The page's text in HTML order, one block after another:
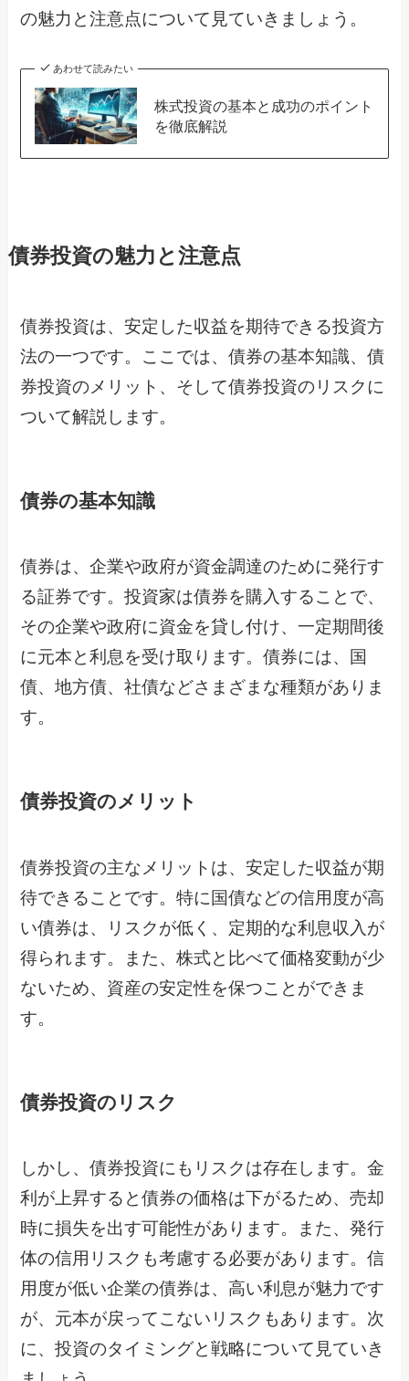
の魅力と注意点について見ていきましょう。
あわせて読みたい
株式投資の基本と成功のポイント
を徹底解説
債券投資の魅力と注意点
債券投資は、安定した収益を期待できる投資方
法の一つです。ここでは、債券の基本知識、債
券投資のメリット、そして債券投資のリスクに
ついて解説します。
債券の基本知識
債券は、企業や政府が資金調達のために発行す
る証券です。投資家は債券を購入することで、
その企業や政府に資金を貸し付け、一定期間後
に元本と利息を受け取ります。債券には、国
債、地方債、社債などさまざまな種類がありま
す。
債券投資のメリット
債券投資の主なメリットは、安定した収益が期
待できることです。特に国債などの信用度が高
い債券は、リスクが低く、定期的な利息収入が
得られます。また、株式と比べて価格変動が少
ないため、資産の安定性を保つことができま
す。
債券投資のリスク
しかし、債券投資にもリスクは存在します。金
利が上昇すると債券の価格は下がるため、売却
時に損失を出す可能性があります。また、発行
体の信用リスクも考慮する必要があります。信
用度が低い企業の債券は、高い利息が魅力です
が、元本が戻ってこないリスクもあります。次
に、投資のタイミングと戦略について見ていき